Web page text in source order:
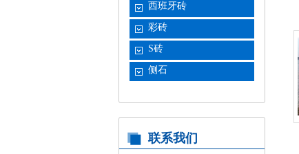
西班牙砖
彩砖
S砖
侧石
联系我们